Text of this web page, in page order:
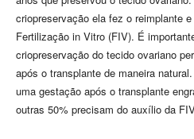
criopreservação ela fez o reimplante
Fertilização in Vitro (FIV). É
criopreservação do tecido ovariano
após o transplante de maneira
uma gestação após o transplante
outras 50% precisam do auxílio da